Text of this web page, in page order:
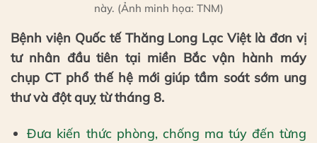
này. (Ảnh minh họa: TNM)
Bệnh viện Quốc tế Thăng Long Lạc Việt là đơn vị
tư nhân đầu tiên tại miền Bắc vận hành máy
chụp CT phổ thế hệ mới giúp tầm soát sớm ung
thư và đột quỵ từ tháng 8.
Đưa kiến thức phòng, chống ma túy đến từng